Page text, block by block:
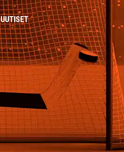
UUTISET